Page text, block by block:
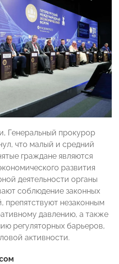
Генеральный прокурор
что малый и средний
граждане являются
развития
деятельности органы
соблюдение законных
препятствуют незаконным
давлению, а также
регуляторных барьеров,
активности.